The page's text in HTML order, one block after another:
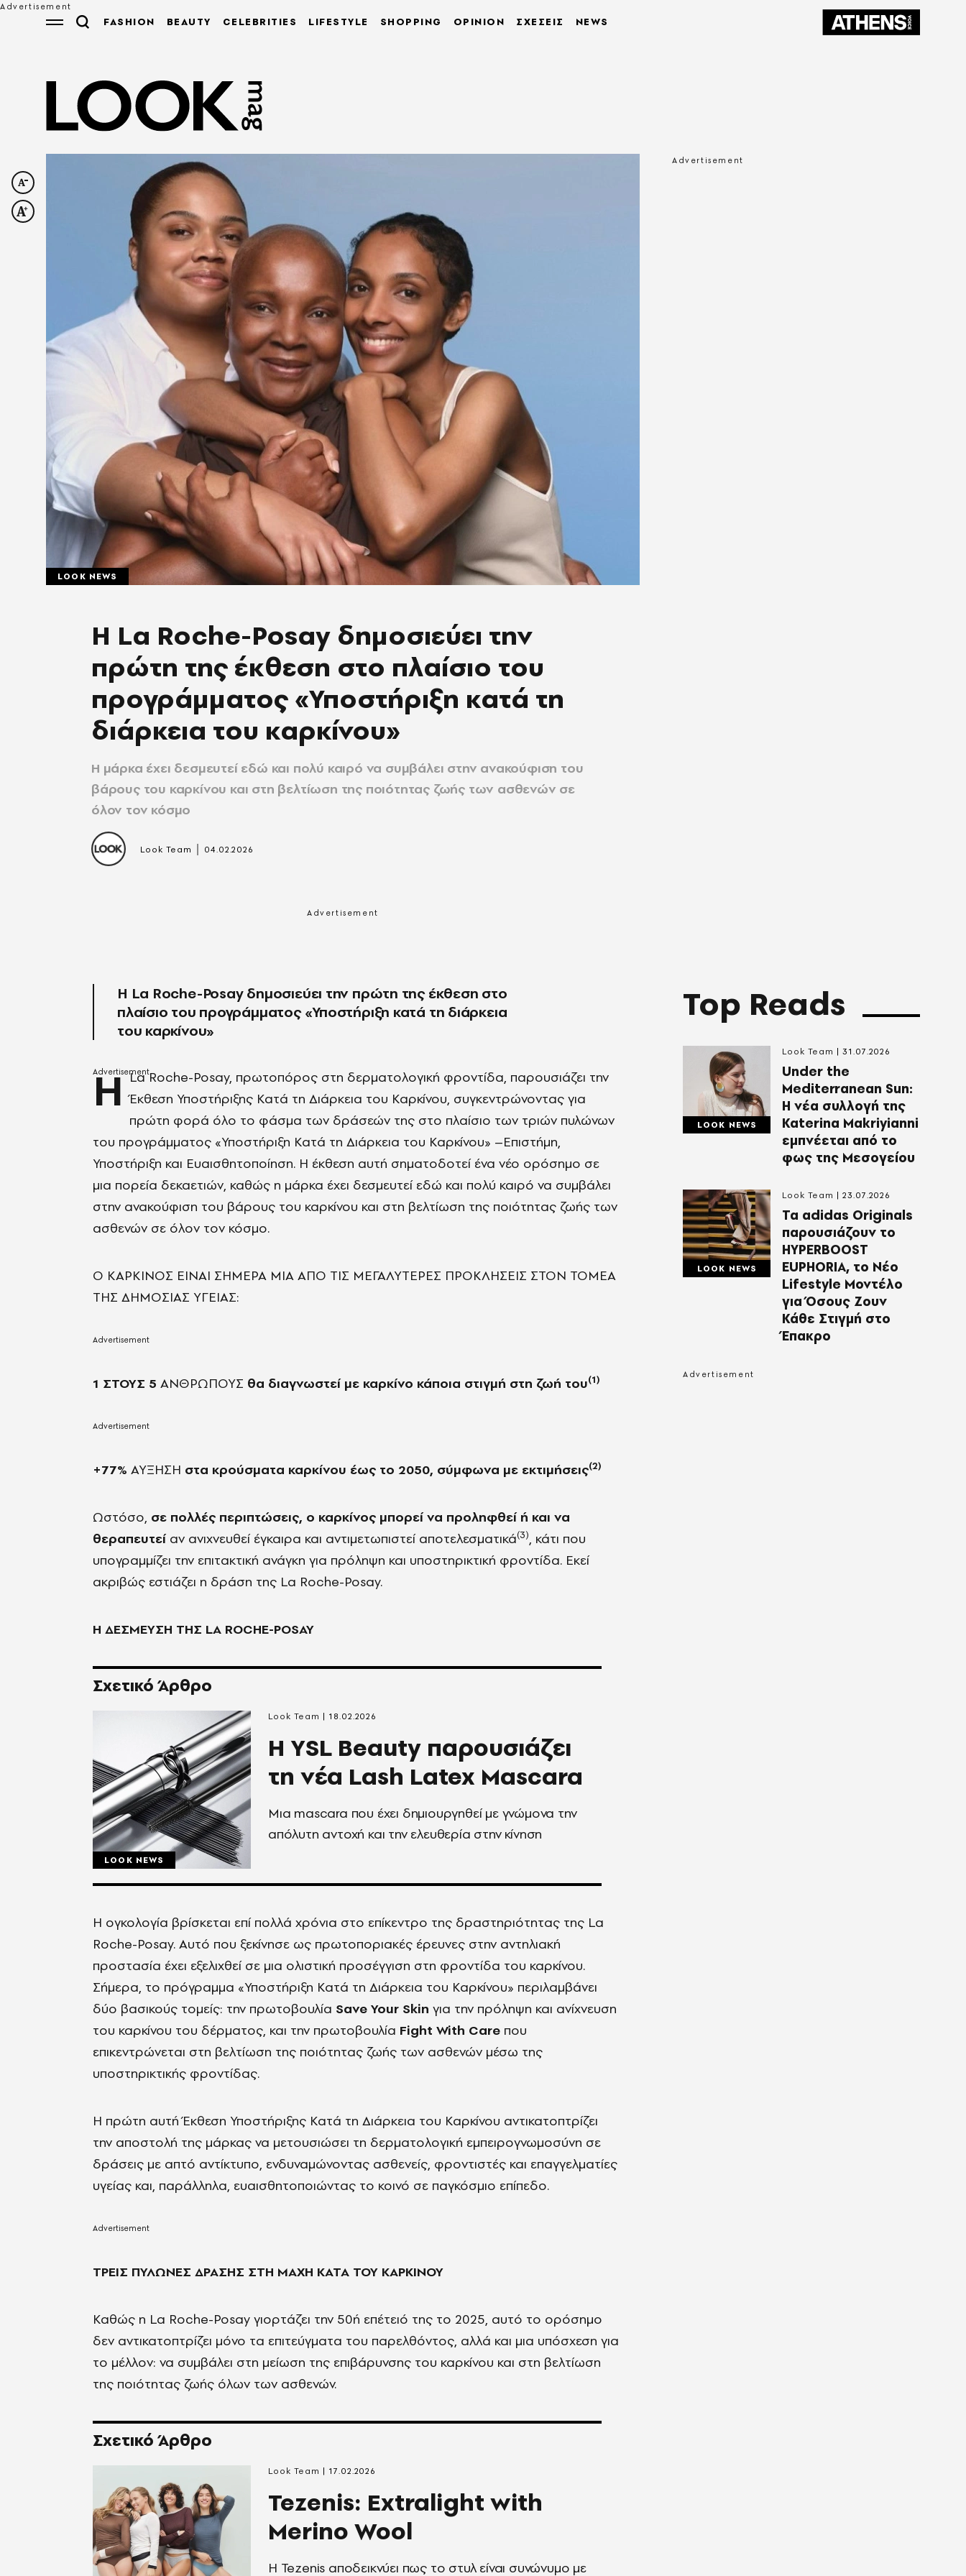
FASHION BEAUTY CELEBRITIES LIFESTYLE SHOPPING OPINION ΣΧΕΣΕΙΣ NEWS
LOOK NEWS
Η La Roche-Posay δημοσιεύει την
πρώτη της έκθεση στο πλαίσιο του
προγράμματος «Υποστήριξη κατά τη
διάρκεια του καρκίνου»
H μάρκα έχει δεσμευτεί εδώ και πολύ καιρό να συμβάλει στην ανακούφιση του
βάρους του καρκίνου και στη βελτίωση της ποιότητας ζωής των ασθενών σε
όλον τον κόσμο
Look Team 04.02.2026
Η La Roche-Posay δημοσιεύει την πρώτη της έκθεση στο
πλαίσιο του προγράμματος «Υποστήριξη κατά τη διάρκεια
του καρκίνου»
Η La Roche-Posay, πρωτοπόρος στη δερματολογική φροντίδα, παρουσιάζει την
Έκθεση Υποστήριξης Κατά τη Διάρκεια του Καρκίνου, συγκεντρώνοντας για
πρώτη φορά όλο το φάσμα των δράσεών της στο πλαίσιο των τριών πυλώνων
του προγράμματος «Υποστήριξη Κατά τη Διάρκεια του Καρκίνου» –Επιστήμη,
Υποστήριξη και Ευαισθητοποίηση. Η έκθεση αυτή σηματοδοτεί ένα νέο ορόσημο σε
μια πορεία δεκαετιών, καθώς η μάρκα έχει δεσμευτεί εδώ και πολύ καιρό να συμβάλει
στην ανακούφιση του βάρους του καρκίνου και στη βελτίωση της ποιότητας ζωής των
ασθενών σε όλον τον κόσμο.
Ο ΚΑΡΚΙΝΟΣ ΕΙΝΑΙ ΣΗΜΕΡΑ ΜΙΑ ΑΠΟ ΤΙΣ ΜΕΓΑΛΥΤΕΡΕΣ ΠΡΟΚΛΗΣΕΙΣ ΣΤΟΝ ΤΟΜΕΑ
ΤΗΣ ΔΗΜΟΣΙΑΣ ΥΓΕΙΑΣ:
1 ΣΤΟΥΣ 5 ΑΝΘΡΩΠΟΥΣ θα διαγνωστεί με καρκίνο κάποια στιγμή στη ζωή του(1)
+77% ΑΥΞΗΣΗ στα κρούσματα καρκίνου έως το 2050, σύμφωνα με εκτιμήσεις(2)
Ωστόσο, σε πολλές περιπτώσεις, ο καρκίνος μπορεί να προληφθεί ή και να
θεραπευτεί αν ανιχνευθεί έγκαιρα και αντιμετωπιστεί αποτελεσματικά(3), κάτι που
υπογραμμίζει την επιτακτική ανάγκη για πρόληψη και υποστηρικτική φροντίδα. Εκεί
ακριβώς εστιάζει η δράση της La Roche-Posay.
Η ΔΕΣΜΕΥΣΗ ΤΗΣ LA ROCHE-POSAY
Σχετικό Άρθρο
LOOK NEWS
Η YSL Beauty παρουσιάζει
τη νέα Lash Latex Mascara
Mια mascara που έχει δημιουργηθεί με γνώμονα την
απόλυτη αντοχή και την ελευθερία στην κίνηση
Look Team 18.02.2026
Η ογκολογία βρίσκεται επί πολλά χρόνια στο επίκεντρο της δραστηριότητας της La
Roche-Posay. Αυτό που ξεκίνησε ως πρωτοποριακές έρευνες στην αντηλιακή
προστασία έχει εξελιχθεί σε μια ολιστική προσέγγιση στη φροντίδα του καρκίνου.
Σήμερα, το πρόγραμμα «Υποστήριξη Κατά τη Διάρκεια του Καρκίνου» περιλαμβάνει
δύο βασικούς τομείς: την πρωτοβουλία Save Your Skin για την πρόληψη και ανίχνευση
του καρκίνου του δέρματος, και την πρωτοβουλία Fight With Care που
επικεντρώνεται στη βελτίωση της ποιότητας ζωής των ασθενών μέσω της
υποστηρικτικής φροντίδας.
Η πρώτη αυτή Έκθεση Υποστήριξης Κατά τη Διάρκεια του Καρκίνου αντικατοπτρίζει
την αποστολή της μάρκας να μετουσιώσει τη δερματολογική εμπειρογνωμοσύνη σε
δράσεις με απτό αντίκτυπο, ενδυναμώνοντας ασθενείς, φροντιστές και επαγγελματίες
υγείας και, παράλληλα, ευαισθητοποιώντας το κοινό σε παγκόσμιο επίπεδο.
ΤΡΕΙΣ ΠΥΛΩΝΕΣ ΔΡΑΣΗΣ ΣΤΗ ΜΑΧΗ ΚΑΤΑ ΤΟΥ ΚΑΡΚΙΝΟΥ
Καθώς η La Roche-Posay γιορτάζει την 50ή επέτειό της το 2025, αυτό το ορόσημο
δεν αντικατοπτρίζει μόνο τα επιτεύγματα του παρελθόντος, αλλά και μια υπόσχεση για
το μέλλον: να συμβάλει στη μείωση της επιβάρυνσης του καρκίνου και στη βελτίωση
της ποιότητας ζωής όλων των ασθενών.
Σχετικό Άρθρο
Tezenis: Extralight with
Merino Wool
H Tezenis αποδεικνύει πως το στυλ είναι συνώνυμο με
Look Team 17.02.2026
Top Reads
LOOK NEWS
Under the
Mediterranean Sun:
Η νέα συλλογή της
Katerina Makriyianni
εμπνέεται από το
φως της Μεσογείου
Look Team 31.07.2026
LOOK NEWS
Τα adidas Originals
παρουσιάζουν το
HYPERBOOST
EUPHORIA, το Νέο
Lifestyle Μοντέλο
για Όσους Ζουν
Κάθε Στιγμή στο
Έπακρο
Look Team 23.07.2026